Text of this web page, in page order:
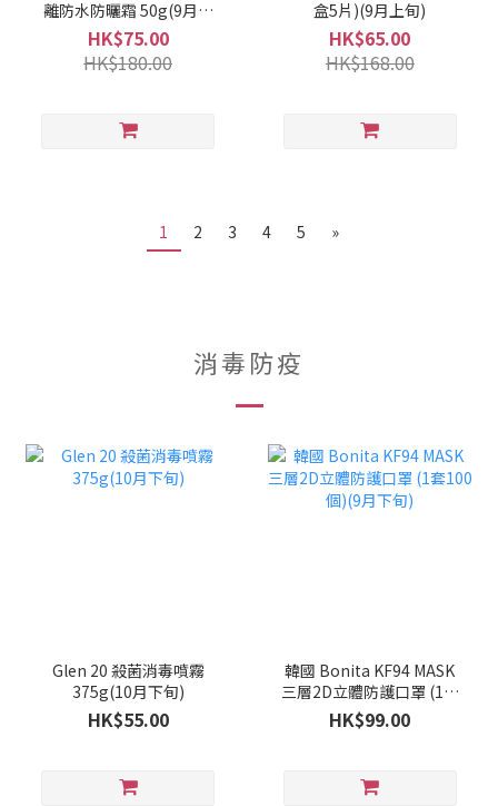
離防水防曬霜 50g(9月上
旬)
HK$75.00
HK$180.00
盒5片)(9月上旬)
HK$65.00
HK$168.00
1 2 3 4 5 »
消毒防疫
Glen 20 殺菌消毒噴霧
375g(10月下旬)
HK$55.00
韓國 Bonita KF94 MASK
三層2D立體防護口罩 (1套
100個)(9月下旬)
HK$99.00